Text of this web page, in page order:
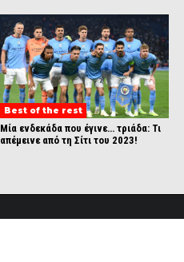
Best of the rest
Μία ενδεκάδα που έγινε… τριάδα: Τι
απέμεινε από τη Σίτι του 2023!